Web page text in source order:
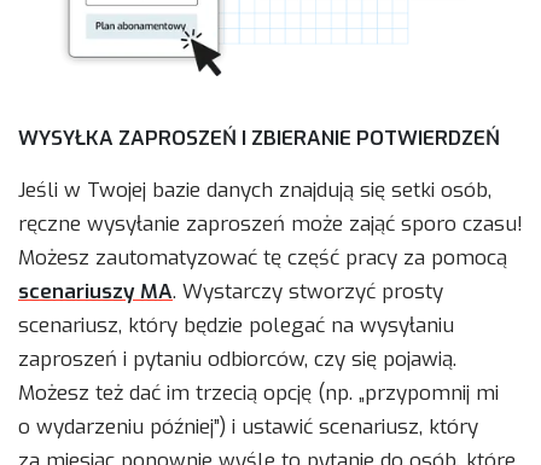
WYSYŁKA ZAPROSZEŃ I ZBIERANIE POTWIERDZEŃ
Jeśli w Twojej bazie danych znajdują się setki osób,
ręczne wysyłanie zaproszeń może zająć sporo czasu!
Możesz zautomatyzować tę część pracy za pomocą
scenariuszy MA. Wystarczy stworzyć prosty
scenariusz, który będzie polegać na wysyłaniu
zaproszeń i pytaniu odbiorców, czy się pojawią.
Możesz też dać im trzecią opcję (np. „przypomnij mi
o wydarzeniu później”) i ustawić scenariusz, który